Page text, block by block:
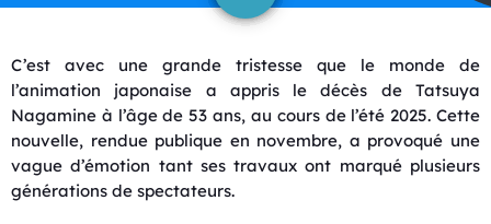
C’est avec une grande tristesse que le monde de
l’animation japonaise a appris le décès de Tatsuya
Nagamine à l’âge de 53 ans, au cours de l’été 2025. Cette
nouvelle, rendue publique en novembre, a provoqué une
vague d’émotion tant ses travaux ont marqué plusieurs
générations de spectateurs.